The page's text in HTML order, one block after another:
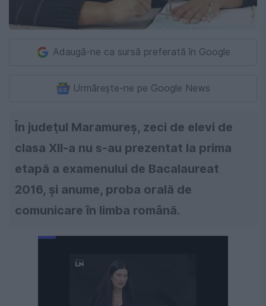
Adaugă-ne ca sursă preferată în Google
Urmărește-ne pe Google News
În judeţul Maramureş, zeci de elevi de
clasa XII-a nu s-au prezentat la prima
etapă a examenului de Bacalaureat
2016, şi anume, proba orală de
comunicare în limba română.